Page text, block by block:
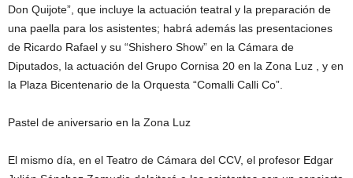
Don Quijote”, que incluye la actuación teatral y la preparación de
una paella para los asistentes; habrá además las presentaciones
de Ricardo Rafael y su “Shishero Show” en la Cámara de
Diputados, la actuación del Grupo Cornisa 20 en la Zona Luz , y en
la Plaza Bicentenario de la Orquesta “Comalli Calli Co”.
Pastel de aniversario en la Zona Luz
El mismo día, en el Teatro de Cámara del CCV, el profesor Edgar